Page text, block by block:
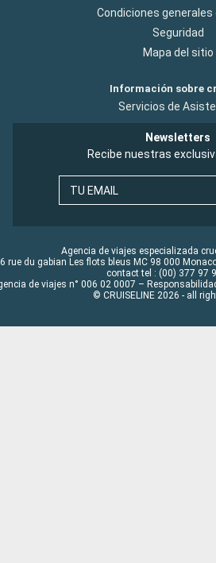
Condiciones generales
Seguridad
Mapa del sitio
Información sobre
Servicios de
Newsletters
Recibe nuestras
TU EMAIL
Agencia de viajes especializada
rue du gabian Les flots bleus MC 98 000
contact tel : (00) 377 97
de viajes n° 006 02 0007 –
© CRUISELINE 2026 - all